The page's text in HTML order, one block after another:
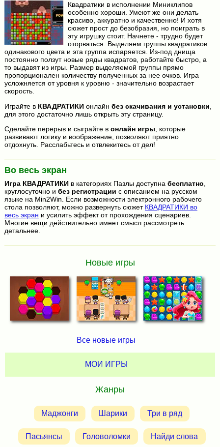
Квадратики в исполнении Миниклипов
особенно хороши. Умеют же они делать
красиво, аккуратно и качественно! И хотя
сюжет прост до безобразия, но поиграть в
эту игрушку стоит. Начнете - трудно будет
оторваться. Выделяем группы квадратиков
одинакового цвета и эта группа испаряется. Из-под днища
постоянно ползут новые ряды квадратов, работайте быстро, а
то выдавят из игры. Размер выделяемой группы прямо
пропорционален количеству полученных за нее очков. Игра
усложняется от уровня к уровню - значительно возрастает
скорость.
Играйте в КВАДРАТИКИонлайн без скачивания и установки
для этого достаточно лишь открыть эту страницу.
Сделайте перерыв и сыграйте в онлайн игры , которые
развивают логику и воображение, позволяют приятно
отдохнуть. Расслабьтесь и отвлекитесь от дел!
Во весь экран
Игра КВАДРАТИКИв категориях Пазлы доступна бесплатно
круглосуточно и без регистрации с описанием на русском
языке на Min2Win. Если возможности электронного рабочего
стола позволяют, можно развернуть сюжет КВАДРАТИКИ во
весь экран и усилить эффект от прохождения сценариев.
Многие вещи действительно имеет смысл рассмотреть
детальнее.
Новые игры
Все новые игры
МОИ ИГРЫ
Жанры
Маджонги Шарики Три в ряд
Пасьянсы Головоломки Найди слова